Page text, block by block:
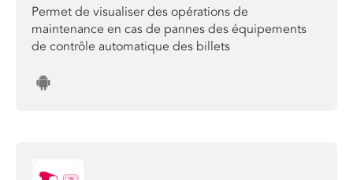
Permet de visualiser des opérations de
maintenance en cas de pannes des équipements
de contrôle automatique des billets